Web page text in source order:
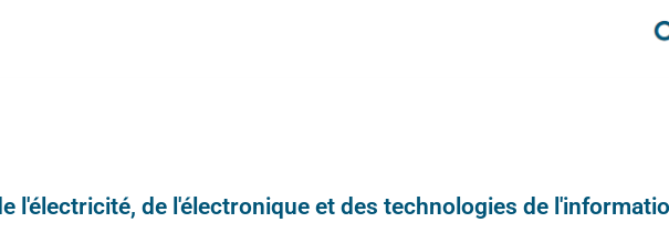
l'électricité, de l'électronique et des technologies de